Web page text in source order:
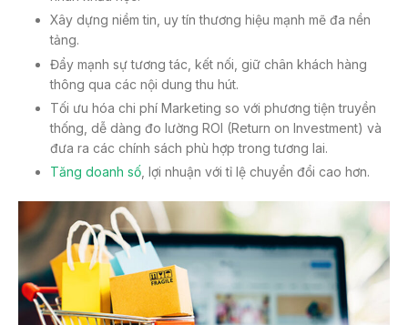
Xây dựng niềm tin, uy tín thương hiệu mạnh mẽ đa nền
tảng.
Đẩy mạnh sự tương tác, kết nối, giữ chân khách hàng
thông qua các nội dung thu hút.
Tối ưu hóa chi phí Marketing so với phương tiện truyền
thống, dễ dàng đo lường ROI (Return on Investment) và
đưa ra các chính sách phù hợp trong tương lai.
Tăng doanh số , lợi nhuận với tỉ lệ chuyển đổi cao hơn.